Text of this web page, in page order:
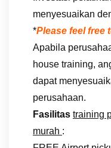
menyesuaikan
*Please feel free
Apabila
house training,
dapat
perusahaan.
Fasilitas training
murah :